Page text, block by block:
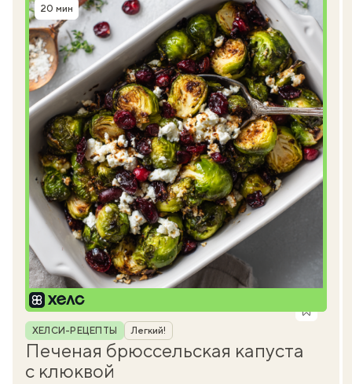
Время приготовления
20 мин
Рубрика
ХЕЛСИ-РЕЦЕПТЫ Легкий!
Печеная брюссельская капуста
с клюквой